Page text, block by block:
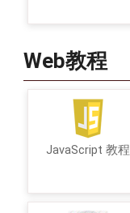
Web教程
JavaScript 教程